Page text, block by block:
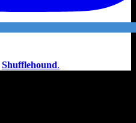
Shufflehound.